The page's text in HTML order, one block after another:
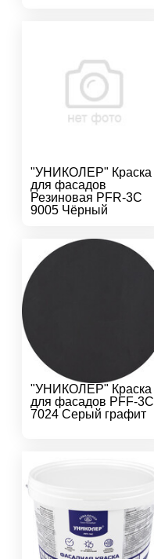
"УНИКОЛЕР" Краска
для фасадов
Резиновая PFR-3C
9005 Чёрный
"УНИКОЛЕР" Краска
для фасадов PFF-3C
7024 Серый графит